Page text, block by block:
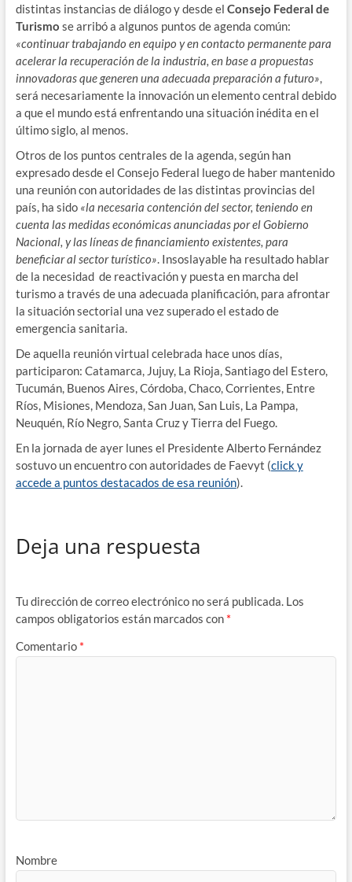
distintas instancias de diálogo y desde el Consejo Federal de
Turismo se arribó a algunos puntos de agenda común:
«continuar trabajando en equipo y en contacto permanente para
acelerar la recuperación de la industria, en base a propuestas
innovadoras que generen una adecuada preparación a futuro»,
será necesariamente la innovación un elemento central debido
a que el mundo está enfrentando una situación inédita en el
último siglo, al menos.
Otros de los puntos centrales de la agenda, según han
expresado desde el Consejo Federal luego de haber mantenido
una reunión con autoridades de las distintas provincias del
país, ha sido «la necesaria contención del sector, teniendo en
cuenta las medidas económicas anunciadas por el Gobierno
Nacional, y las líneas de financiamiento existentes, para
beneficiar al sector turístico». Insoslayable ha resultado hablar
de la necesidad de reactivación y puesta en marcha del
turismo a través de una adecuada planificación, para afrontar
la situación sectorial una vez superado el estado de
emergencia sanitaria.
De aquella reunión virtual celebrada hace unos días,
participaron: Catamarca, Jujuy, La Rioja, Santiago del Estero,
Tucumán, Buenos Aires, Córdoba, Chaco, Corrientes, Entre
Ríos, Misiones, Mendoza, San Juan, San Luis, La Pampa,
Neuquén, Río Negro, Santa Cruz y Tierra del Fuego.
En la jornada de ayer lunes el Presidente Alberto Fernández
sostuvo un encuentro con autoridades de Faevyt (click y
accede a puntos destacados de esa reunión).
Deja una respuesta
Tu dirección de correo electrónico no será publicada. Los
campos obligatorios están marcados con *
Comentario *
Nombre